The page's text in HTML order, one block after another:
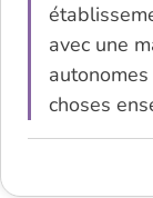
avec une
choses